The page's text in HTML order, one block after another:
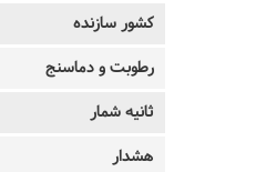
کشور سازنده
رطوبت و دماسنج
ثانیه شمار
هشدار